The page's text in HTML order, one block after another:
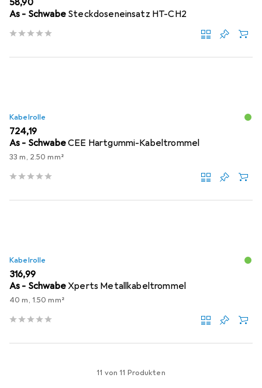
As - Schwabe Steckdoseneinsatz HT-CH2
Kabelrolle
EUR
724,19
As - SchwabeCEE Hartgummi-Kabeltrommel
33 m, 2.50 mm²
Kabelrolle
EUR
316,99
As - SchwabeXperts Metallkabeltrommel
40 m, 1.50 mm²
11 von 11 Produkten